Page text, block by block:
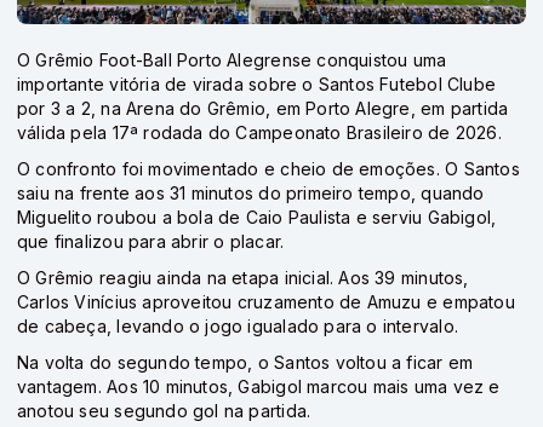
O Grêmio Foot-Ball Porto Alegrense conquistou uma
importante vitória de virada sobre o Santos Futebol Clube
por 3 a 2, na Arena do Grêmio, em Porto Alegre, em partida
válida pela 17ª rodada do Campeonato Brasileiro de 2026.
O confronto foi movimentado e cheio de emoções. O Santos
saiu na frente aos 31 minutos do primeiro tempo, quando
Miguelito roubou a bola de Caio Paulista e serviu Gabigol,
que finalizou para abrir o placar.
O Grêmio reagiu ainda na etapa inicial. Aos 39 minutos,
Carlos Vinícius aproveitou cruzamento de Amuzu e empatou
de cabeça, levando o jogo igualado para o intervalo.
Na volta do segundo tempo, o Santos voltou a ficar em
vantagem. Aos 10 minutos, Gabigol marcou mais uma vez e
anotou seu segundo gol na partida.